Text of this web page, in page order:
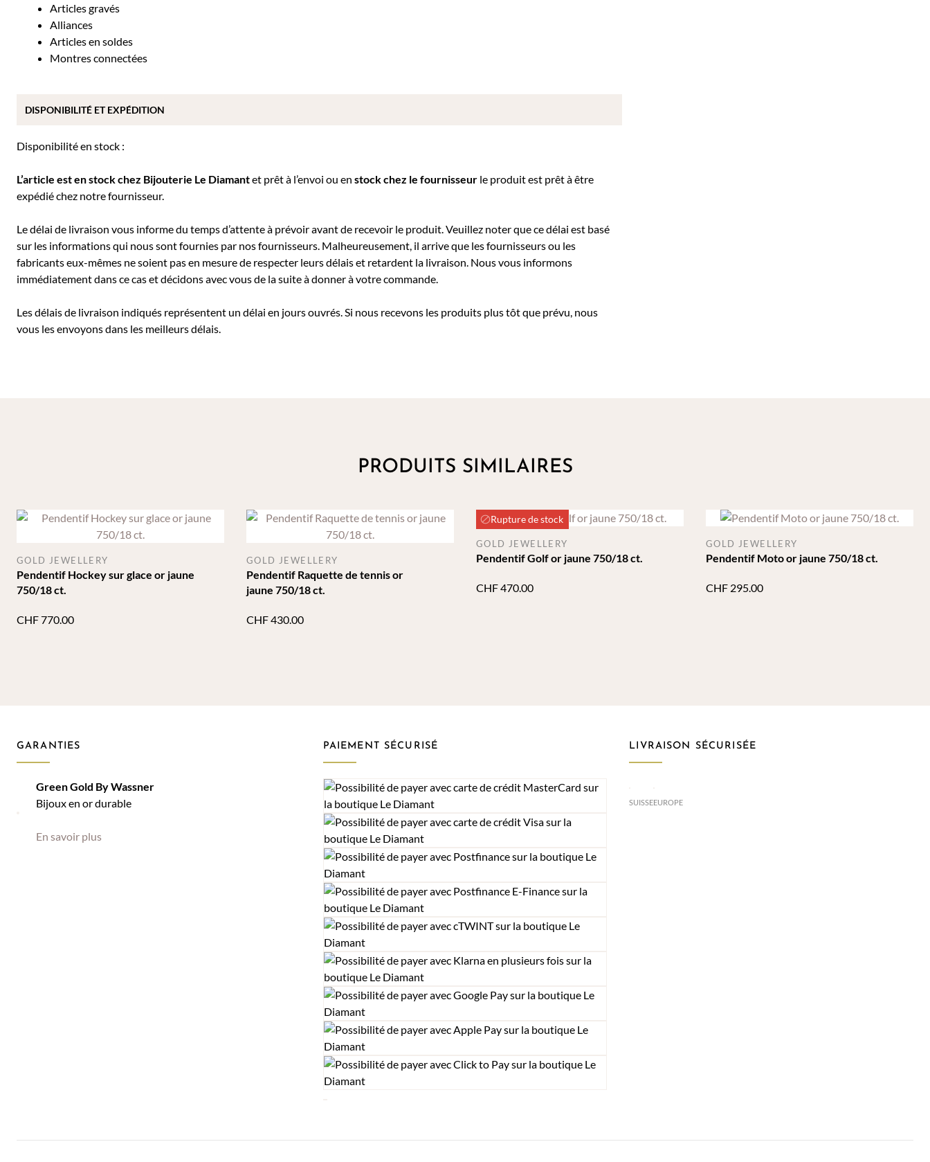
Articles gravés
Alliances
Articles en soldes
Montres connectées
Disponibilité en stock :
L’article est en stock chez Bijouterie Le Diamantet prêt à l’envoi ou en stock chez le fournisseur le produit est prêt à être
expédié chez notre fournisseur.
Le délai de livraison vous informe du temps d’attente à prévoir avant de recevoir le produit. Veuillez noter que ce délai est basé
sur les informations qui nous sont fournies par nos fournisseurs. Malheureusement, il arrive que les fournisseurs ou les
fabricants eux-mêmes ne soient pas en mesure de respecter leurs délais et retardent la livraison. Nous vous informons
immédiatement dans ce cas et décidons avec vous de la suite à donner à votre commande.
Les délais de livraison indiqués représentent un délai en jours ouvrés. Si nous recevons les produits plus tôt que prévu, nous
vous les envoyons dans les meilleurs délais.
DISPONIBILITÉ ET EXPÉDITION
PRODUITS SIMILAIRES
Pendentif Hockey sur glace or jaune
750/18 ct.
GOLD JEWELLERY
CHF770.00
Pendentif Raquette de tennis or
jaune 750/18 ct.
GOLD JEWELLERY
CHF430.00
Rupture de stock
Pendentif Golf or jaune 750/18 ct.
GOLD JEWELLERY
CHF470.00
Pendentif Moto or jaune 750/18 ct.
GOLD JEWELLERY
CHF 295.00
GARANTIES
Green Gold By Wassner
Bijoux en or durable
En savoir plus
PAIEMENT SÉCURISÉ LIVRAISON SÉCURISÉE
SUISSEEUROPE